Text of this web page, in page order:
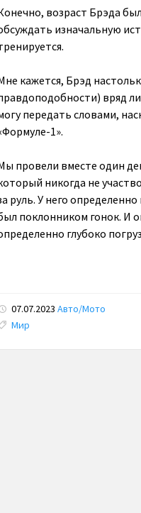
возраст Брэда
изначальную
кажется, Брэд
вряд
передать словами,
1».
провели вместе один
никогда не
руль. У него
поклонником гонок. И
глубоко
07.07.2023 Авто/Мото
Tags:
Мир